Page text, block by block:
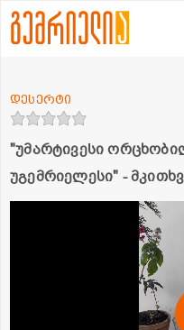
"უმარტივესი
უგემრიელესი" -
დესერტი